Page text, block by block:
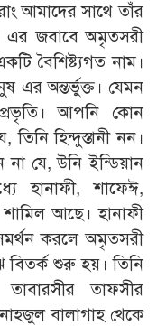
আমাদের সাথে তাঁর
এর জবাবে অমৃতসরী
বৈশিষ্ট্যগত নাম।
এর অন্তর্ভুক্ত। যেমন
প্রভৃতি। আপনি কোন
হিন্দুস্তানী নন।
যে, উনি ইন্ডিয়ান
হানাফী, শাফেঈ,
আছে। হানাফী
করলে অমৃতসরী
শুরু হয়। তিনি
তাফসীর
বালাগাহ থেকে